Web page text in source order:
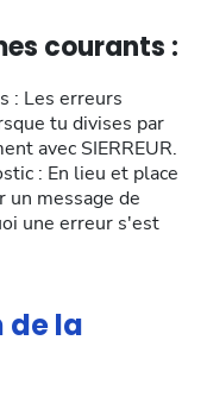
courants :
: Les erreurs
tu divises par
avec SIERREUR.
: En lieu et place
message de
une erreur s'est
de la